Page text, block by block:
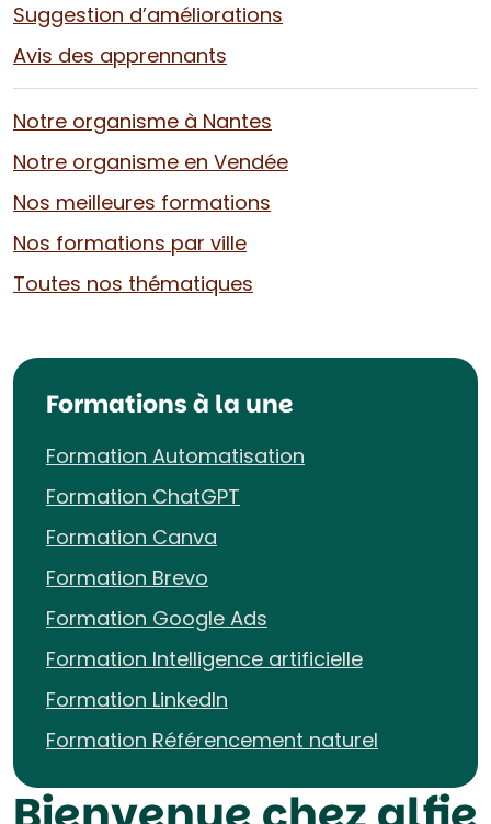
Suggestion d’améliorations
Avis des apprennants
Notre organisme à Nantes
Notre organisme en Vendée
Nos meilleures formations
Nos formations par ville
Toutes nos thématiques
Formations à la une
Formation Automatisation
Formation ChatGPT
Formation Canva
Formation Brevo
Formation Google Ads
Formation Intelligence artificielle
Formation LinkedIn
Formation Référencement naturel